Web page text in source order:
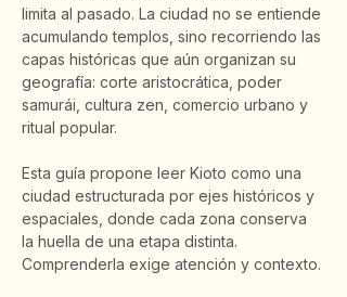
limita al pasado. La ciudad no se entiende
acumulando templos, sino recorriendo las
capas históricas que aún organizan su
geografía: corte aristocrática, poder
samurái, cultura zen, comercio urbano y
ritual popular.
Esta guía propone leer Kioto como una
ciudad estructurada por ejes históricos y
espaciales, donde cada zona conserva
la huella de una etapa distinta.
Comprenderla exige atención y contexto.